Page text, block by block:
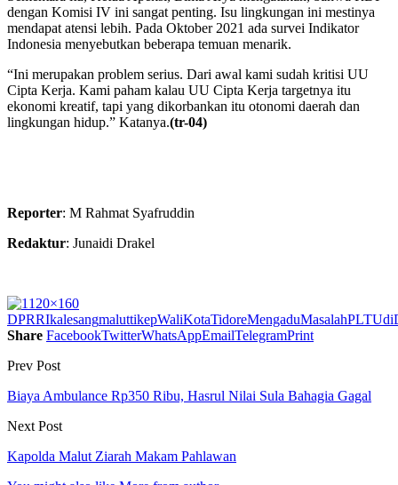
dengan Komisi IV ini sangat penting. Isu lingkungan ini mestinya
mendapat atensi lebih. Pada Oktober 2021 ada survei Indikator
Indonesia menyebutkan beberapa temuan menarik.
“Ini merupakan problem serius. Dari awal kami sudah kritisi UU
Cipta Kerja. Kami paham kalau UU Cipta Kerja targetnya itu
ekonomi kreatif, tapi yang dikorbankan itu otonomi daerah dan
lingkungan hidup.” Katanya.(tr-04)
Reporter: M Rahmat Syafruddin
Redaktur: Junaidi Drakel
DPRRIkalesangmaluttikep
Share FacebookTwitterWhatsAppEmailTelegramPrint
Prev Post
Biaya Ambulance Rp350 Ribu, Hasrul Nilai Sula Bahagia Gagal
Next Post
Kapolda Malut Ziarah Makam Pahlawan